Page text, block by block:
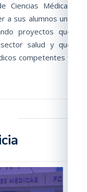
Ciencias Médicas
sus alumnos una
proyectos que
salud y que
competentes y